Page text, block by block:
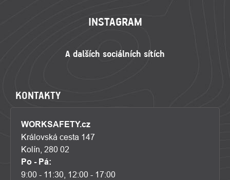
INSTAGRAM
KONTAKTY
WORKSAFETY.cz
Královská cesta 147
Kolín, 280 02
Po - Pá:
9:00 - 11:30, 12:00 - 17:00